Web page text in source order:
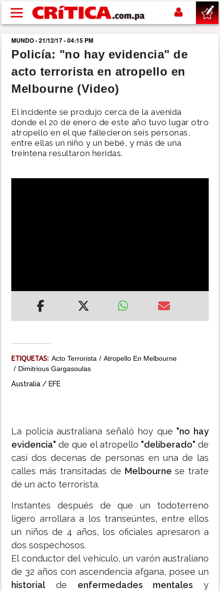
Pasar al contenido principal
buscar
SUCESOS
POLÍTICA
SHOW
MUNDO - 21/12/17 - 04:15 PM
Policía: "no hay evidencia" de
acto terrorista en atropello en
Melbourne (Video)
El incidente se produjo cerca de la avenida
donde el 20 de enero de este año tuvo lugar otro
atropello en el que fallecieron seis personas,
entre ellas un niño y un bebé, y más de una
treintena resultaron heridas.
ETIQUETAS: Acto Terrorista
Atropello En Melbourne
Dimitrious Gargasoulas
Australia / EFE
La policía australiana señaló hoy que "no hay
evidencia" de que el atropello "deliberado" de
casi dos decenas de personas en una de las
calles más transitadas de Melbourne se trate
de un acto terrorista.
Instantes después de que un todoterreno
ligero arrollara a los transeúntes, entre ellos
un niños de 4 años, los oficiales apresaron a
dos sospechosos.
El conductor del vehículo, un varón australiano
de 32 años con ascendencia afgana, posee un
historialde enfermedades mentales y